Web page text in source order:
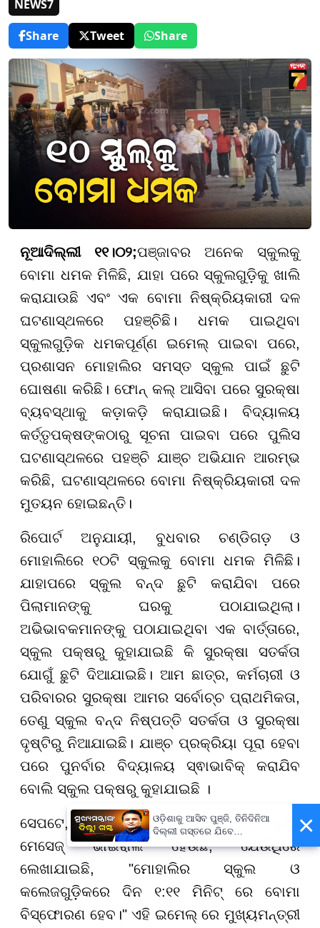
NEWS7
Share
Tweet Share
ନୂଆଦିଲ୍ଲୀ ୧୧।୦୨;ପଞ୍ଜାବର ଅନେକ ସ୍କୁଲକୁ
ବୋମା ଧମକ ମିଳିଛି, ଯାହା ପରେ ସ୍କୁଲଗୁଡ଼ିକୁ ଖାଲି
କରାଯାଉଛି ଏବଂ ଏକ ବୋମା ନିଷ୍କ୍ରିୟକାରୀ ଦଳ
ଘଟଣାସ୍ଥଳରେ ପହଞ୍ଚିଛି। ଧମକ ପାଇଥିବା
ସ୍କୁଲଗୁଡ଼ିକ ଧମକପୂର୍ଣ୍ଣ ଇମେଲ୍ ପାଇବା ପରେ,
ପ୍ରଶାସନ ମୋହାଲିର ସମସ୍ତ ସ୍କୁଲ ପାଇଁ ଛୁଟି
ଘୋଷଣା କରିଛି। ଫୋନ୍ କଲ୍ ଆସିବା ପରେ ସୁରକ୍ଷା
ବ୍ୟବସ୍ଥାକୁ କଡ଼ାକଡ଼ି କରାଯାଇଛି। ବିଦ୍ୟାଳୟ
କର୍ତ୍ତୃପକ୍ଷଙ୍କଠାରୁ ସୂଚନା ପାଇବା ପରେ ପୁଲିସ
ଘଟଣାସ୍ଥଳରେ ପହଞ୍ଚି ଯାଞ୍ଚ ଅଭିଯାନ ଆରମ୍ଭ
କରିଛି, ଘଟଣାସ୍ଥଳରେ ବୋମା ନିଷ୍କ୍ରିୟକାରୀ ଦଳ
ମୁତୟନ ହୋଇଛନ୍ତି।
ରିପୋର୍ଟ ଅନୁଯାୟୀ, ବୁଧବାର ଚଣ୍ଡିଗଡ଼ ଓ
ମୋହାଲିରେ ୧୦ଟି ସ୍କୁଲକୁ ବୋମା ଧମକ ମିଳିଛି।
ଯାହାପରେ ସ୍କୁଲ ବନ୍ଦ ଛୁଟି କରାଯିବା ପରେ
ପିଲାମାନଙ୍କୁ ଘରକୁ ପଠାଯାଇଥିଲା।
ଅଭିଭାବକମାନଙ୍କୁ ପଠାଯାଇଥିବା ଏକ ବାର୍ତ୍ତାରେ,
ସ୍କୁଲ ପକ୍ଷରୁ କୁହାଯାଇଛି କି ସୁରକ୍ଷା ସତର୍କତା
ଯୋଗୁଁ ଛୁଟି ଦିଆଯାଇଛି। ଆମ ଛାତ୍ର, କର୍ମଚାରୀ ଓ
ପରିବାରର ସୁରକ୍ଷା ଆମର ସର୍ବୋଚ୍ଚ ପ୍ରାଥମିକତା,
ତେଣୁ ସ୍କୁଲ ବନ୍ଦ ନିଷ୍ପତ୍ତି ସତର୍କତା ଓ ସୁରକ୍ଷା
ଦୃଷ୍ଟିରୁ ନିଆଯାଇଛି। ଯାଞ୍ଚ ପ୍ରକ୍ରିୟା ପୂରା ହେବା
ପରେ ପୁନର୍ବାର ବିଦ୍ୟାଳୟ ସ୍ଵାଭାବିକ୍ କରାଯିବ
ବୋଲି ସ୍କୁଲ ପକ୍ଷରୁ କୁହାଯାଇଛି ।
ସେପଟେ, ସୋସିଆଲ ମିଡିଆରେ ଏକ ଧମକପୂର୍ଣ୍ଣ
ମେସେଜ୍ ଭାଇରାଲ ହେଉଛି, ଯେଉଁଥିରେ
ଲେଖାଯାଇଛି, "ମୋହାଲିର ସ୍କୁଲ ଓ
କଲେଜଗୁଡ଼ିକରେ ଦିନ ୧:୧୧ ମିନିଟ୍ ରେ ବୋମା
ବିସ୍ଫୋରଣ ହେବ।" ଏହି ଇମେଲ୍ ରେ ମୁଖ୍ୟମନ୍ତ୍ରୀ
×
ଓଡ଼ିଶାକୁ ଆସିବ ପୁଞ୍ଜି, ତିନିଦିନିଆ
ଦିଲ୍ଲୀ ଗସ୍ତରେ ଯିବେ
ମୁଖ୍ୟମନ୍ତ୍ରୀ ମୋହନ ମାଝୀ